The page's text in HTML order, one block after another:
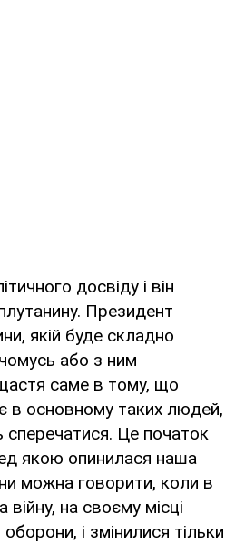
досвіду і він
Президент
якій буде складно
або з ним
саме в тому, що
в основному таких людей,
сперечатися. Це початок
якою опинилася наша
можна говорити, коли в
війну, на своєму місці
і змінилися тільки